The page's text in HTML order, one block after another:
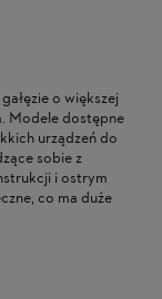
o większej
Modele dostępne
urządzeń do
sobie z
i ostrym
co ma duże